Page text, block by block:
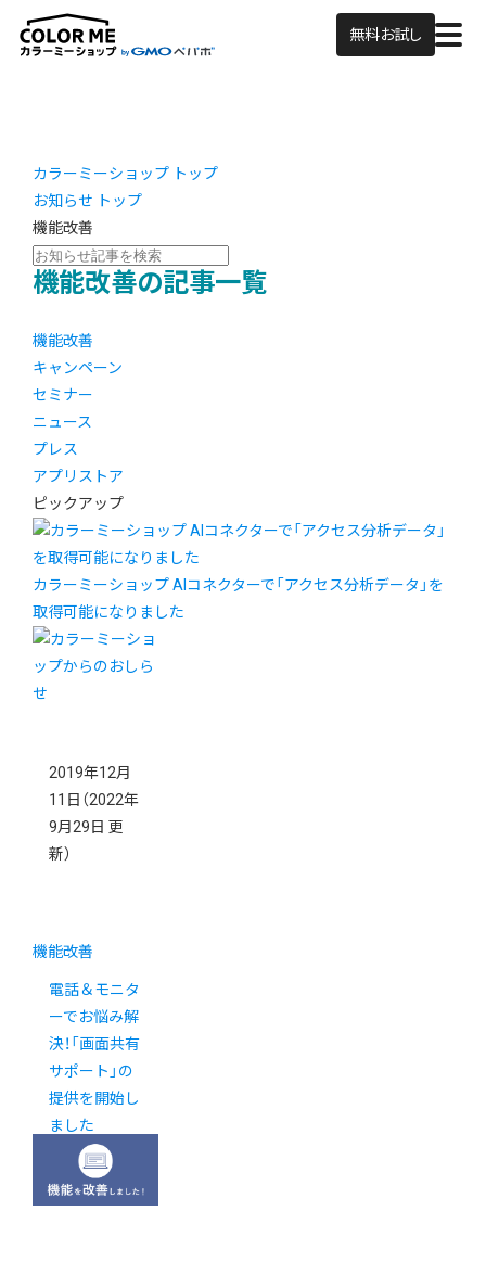
無料お試し
カラーミーショップ トップ
お知らせ トップ
機能改善
機能改善の記事一覧
機能改善
キャンペーン
セミナー
ニュース
プレス
アプリストア
ピックアップ
カラーミーショップ AIコネクターで「アクセス分析データ」を
取得可能になりました
2019年12月
11日 （2022年
9月29日 更
新）
機能改善
電話＆モニタ
ーでお悩み解
決！「画面共有
サポート」の
提供を開始し
ました